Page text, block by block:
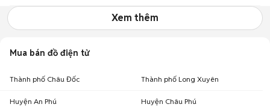
Xem thêm
Mua bán đồ điện tử
Thành phố Châu Đốc Thành phố Long Xuyên
Huyện An Phú Huyện Châu Phú